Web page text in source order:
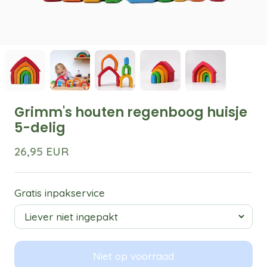
Grimm's houten regenboog huisje
5-delig
26,95 EUR
Gratis inpakservice
Niet op voorraad